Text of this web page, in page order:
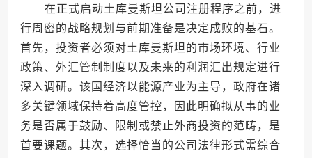
在正式启动土库曼斯坦公司注册程序之前，进
行周密的战略规划与前期准备是决定成败的基石。
首先，投资者必须对土库曼斯坦的市场环境、行业
政策、外汇管制制度以及未来的利润汇出规定进行
深入调研。该国经济以能源产业为主导，政府在诸
多关键领域保持着高度管控，因此明确拟从事的业
务是否属于鼓励、限制或禁止外商投资的范畴，是
首要课题。其次，选择恰当的公司法律形式需综合